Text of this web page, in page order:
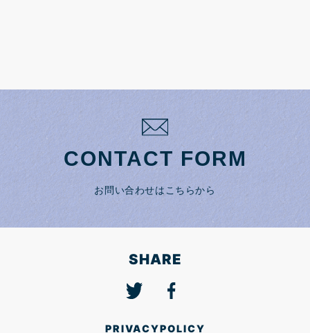
CONTACT FORM
お問い合わせはこちらから
SHARE
PRIVACYPOLICY